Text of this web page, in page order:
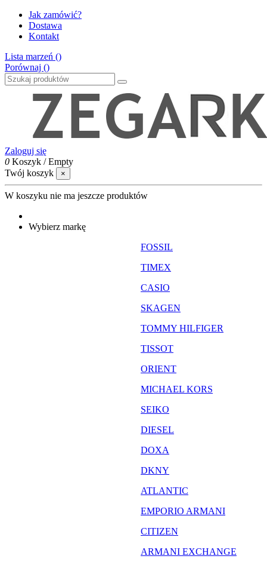
Jak zamówić?
Dostawa
Kontakt
Lista marzeń ()
Porównaj ()
Zaloguj się
0 Koszyk /Empty
Twój koszyk
×
W koszyku nie ma jeszcze produktów
Wybierz markę
FOSSIL
TIMEX
CASIO
SKAGEN
TOMMY HILFIGER
TISSOT
ORIENT
MICHAEL KORS
SEIKO
DIESEL
DOXA
DKNY
ATLANTIC
EMPORIO ARMANI
CITIZEN
ARMANI EXCHANGE